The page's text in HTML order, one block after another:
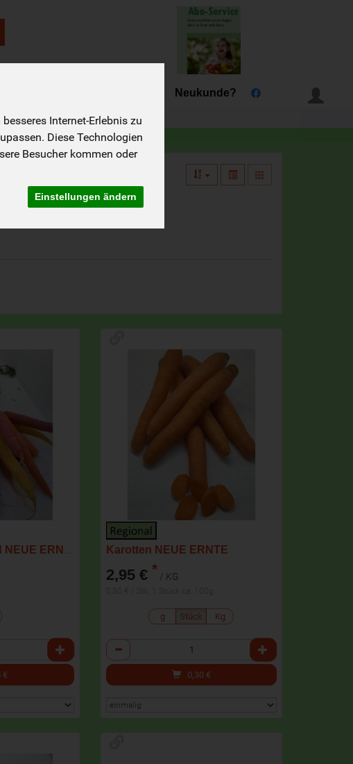
Internet-Erlebnis zu
Diese Technologien
Besucher kommen oder
Einstellungen ändern
Neukunde?
€
Karotten NEUE ERNTE
2,95 € * / KG
g Stück Kg
Anzahl
0,30 €